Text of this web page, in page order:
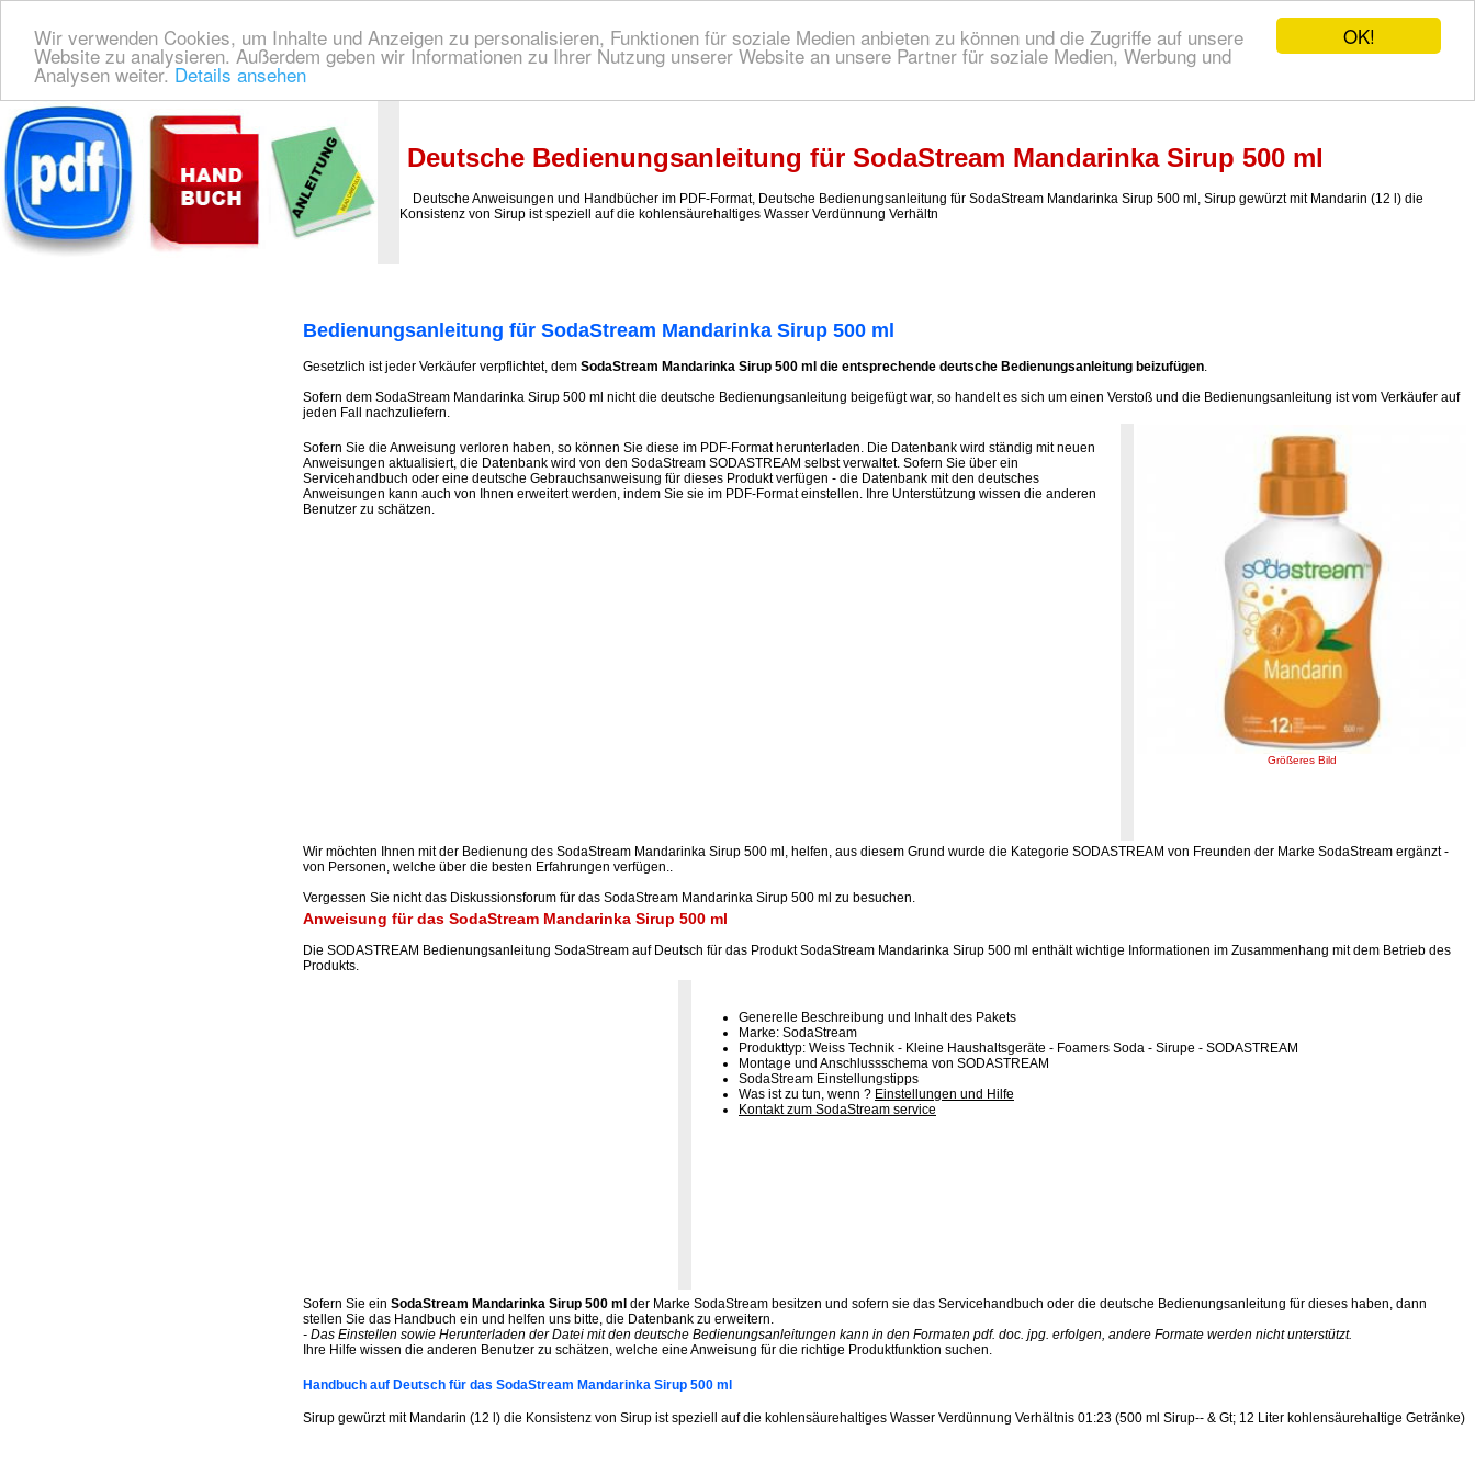
OK!
Wir verwenden Cookies, um Inhalte und Anzeigen zu personalisieren, Funktionen für soziale Medien anbieten zu können und die Zugriffe auf unsere
Website zu analysieren. Außerdem geben wir Informationen zu Ihrer Nutzung unserer Website an unsere Partner für soziale Medien, Werbung und
Analysen weiter. Details ansehen
Deutsche Bedienungsanleitung Downloaden | Wir finden für Sie das deutsches Bedienungsanleitung!
Deutsche Bedienungsanleitung für SodaStream Mandarinka Sirup 500 ml
Deutsche Anweisungen und Handbücher im PDF-Format, Deutsche Bedienungsanleitung für SodaStream Mandarinka Sirup 500 ml, Sirup gewürzt mit Mandarin (12 l) die
Konsistenz von Sirup ist speziell auf die kohlensäurehaltiges Wasser Verdünnung Verhältn
Bedienungsanleitung für SodaStream Mandarinka Sirup 500 ml
Gesetzlich ist jeder Verkäufer verpflichtet, dem SodaStream Mandarinka Sirup 500 ml die entsprechende deutsche Bedienungsanleitung beizufügen.
Sofern dem SodaStream Mandarinka Sirup 500 ml nicht die deutsche Bedienungsanleitung beigefügt war, so handelt es sich um einen Verstoß und die Bedienungsanleitung ist vom Verkäufer auf
jeden Fall nachzuliefern.
Sofern Sie die Anweisung verloren haben, so können Sie diese im PDF-Format herunterladen. Die Datenbank wird ständig mit neuen
Anweisungen aktualisiert, die Datenbank wird von den SodaStream SODASTREAM selbst verwaltet. Sofern Sie über ein
Servicehandbuch oder eine deutsche Gebrauchsanweisung für dieses Produkt verfügen - die Datenbank mit den deutsches
Anweisungen kann auch von Ihnen erweitert werden, indem Sie sie im PDF-Format einstellen. Ihre Unterstützung wissen die anderen
Benutzer zu schätzen.
Größeres Bild
Wir möchten Ihnen mit der Bedienung des SodaStream Mandarinka Sirup 500 ml, helfen, aus diesem Grund wurde die Kategorie SODASTREAM von Freunden der Marke SodaStream ergänzt -
von Personen, welche über die besten Erfahrungen verfügen..
Vergessen Sie nicht das Diskussionsforum für das SodaStream Mandarinka Sirup 500 ml zu besuchen.
Anweisung für das SodaStream Mandarinka Sirup 500 ml
Die SODASTREAM Bedienungsanleitung SodaStream auf Deutsch für das Produkt SodaStream Mandarinka Sirup 500 ml enthält wichtige Informationen im Zusammenhang mit dem Betrieb des
Produkts.
Generelle Beschreibung und Inhalt des Pakets
Marke: SodaStream
Produkttyp: Weiss Technik - Kleine Haushaltsgeräte - Foamers Soda - Sirupe - SODASTREAM
Montage und Anschlussschema von SODASTREAM
SodaStream Einstellungstipps
Was ist zu tun, wenn ? Einstellungen und Hilfe
Kontakt zum SodaStream service
Sofern Sie ein SodaStream Mandarinka Sirup 500 ml der Marke SodaStream besitzen und sofern sie das Servicehandbuch oder die deutsche Bedienungsanleitung für dieses haben, dann
stellen Sie das Handbuch ein und helfen uns bitte, die Datenbank zu erweitern.
- Das Einstellen sowie Herunterladen der Datei mit den deutsche Bedienungsanleitungen kann in den Formaten pdf. doc. jpg. erfolgen, andere Formate werden nicht unterstützt.
Ihre Hilfe wissen die anderen Benutzer zu schätzen, welche eine Anweisung für die richtige Produktfunktion suchen.
Handbuch auf Deutsch für das SodaStream Mandarinka Sirup 500 ml
Sirup gewürzt mit Mandarin (12 l) die Konsistenz von Sirup ist speziell auf die kohlensäurehaltiges Wasser Verdünnung Verhältnis 01:23 (500 ml Sirup-- & Gt; 12 Liter kohlensäurehaltige Getränke)